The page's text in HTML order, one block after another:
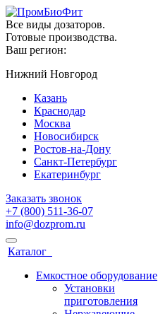
Все виды дозаторов.
Готовые производства.
Ваш регион:
Нижний Новгород
Казань
Краснодар
Москва
Новосибирск
Ростов-на-Дону
Санкт-Петербург
Екатеринбург
Заказать звонок
+7 (800) 511-36-07
info@dozprom.ru
Каталог
Емкостное оборудование
Установки
приготовления